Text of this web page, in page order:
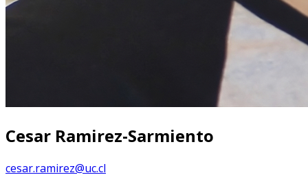
Cesar Ramirez-Sarmiento
cesar.ramirez@uc.cl